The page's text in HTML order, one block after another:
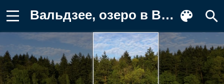
Вальдзее, озеро в Вальдорфе, Германия Обои на телефон